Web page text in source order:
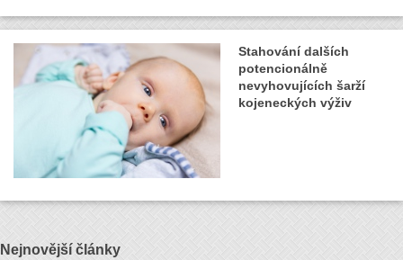
Stahování dalších
potencionálně
nevyhovujících šarží
kojeneckých výživ
Nejnovější články